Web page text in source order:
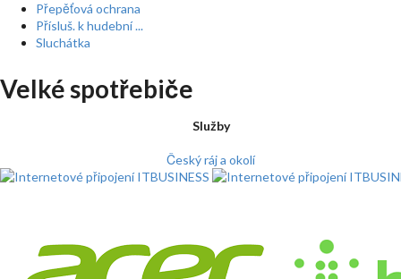
Přepěťová ochrana
Přísluš. k hudební ...
Sluchátka
Velké spotřebiče
Služby
Český ráj a okolí